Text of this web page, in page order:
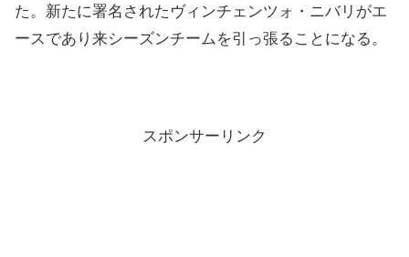
た。新たに署名されたヴィンチェンツォ・ニバリがエ
ースであり来シーズンチームを引っ張ることになる。
スポンサーリンク